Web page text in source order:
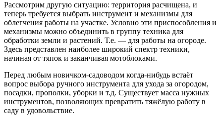
Рассмотрим другую ситуацию: территория расчищена, и
теперь требуется выбрать инструмент и механизмы для
облегчения работы на участке. Условно эти приспособления и
механизмы можно объединить в группу техника для
обработки земли и растений. Т.е. — для работы на огороде.
Здесь представлен наиболее широкий спектр техники,
начиная от тяпок и заканчивая мотоблоками.
Перед любым новичком-садоводом когда-нибудь встаёт
вопрос выбора ручного инструмента для ухода за огородом,
посадки, прополки, уборки и т.д. Существует масса нужных
инструментов, позволяющих превратить тяжёлую работу в
саду в удовольствие.